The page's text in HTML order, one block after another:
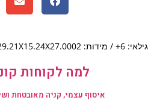
הביקורות הבאות